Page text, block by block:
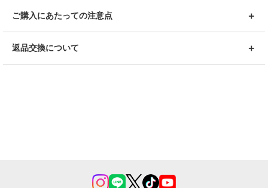
ご購入にあたっての注意点
返品交換について